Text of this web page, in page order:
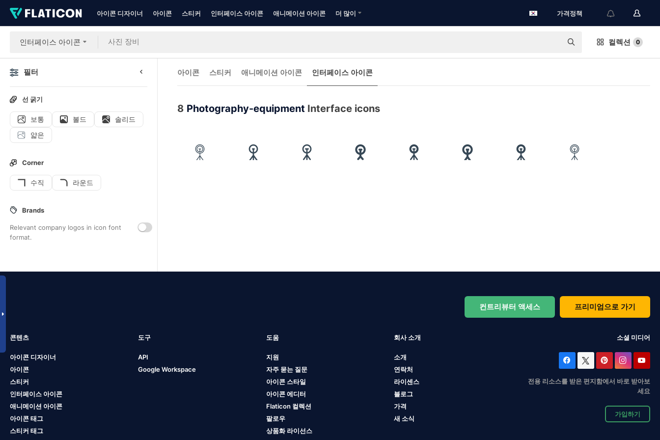
아이콘 디자이너 아이콘 스티커 인터페이스 아이콘 애니메이션 아이콘 더 많이 가격정책
인터페이스 아이콘 컬렉션 0
필터
선 굵기
보통 볼드
솔리드
얇은
Corner
수직 라운드
Brands
Relevant company logos in icon font
format.
아이콘 스티커 애니메이션 아이콘 인터페이스 아이콘
8 Photography-equipment Interface icons
컨트리뷰터 액세스 프리미엄으로 가기
콘텐츠
아이콘 디자이너
아이콘
스티커
인터페이스 아이콘
애니메이션 아이콘
아이콘 태그
스티커 태그
도구
API
Google Workspace
도움
지원
자주 묻는 질문
아이콘 스타일
아이콘 에디터
Flaticon 컬렉션
팔로우
상품화 라이선스
회사 소개
소개
연락처
라이센스
블로그
가격
새 소식
소셜 미디어
전용 리소스를 받은 편지함에서 바로 받아보
세요
가입하기